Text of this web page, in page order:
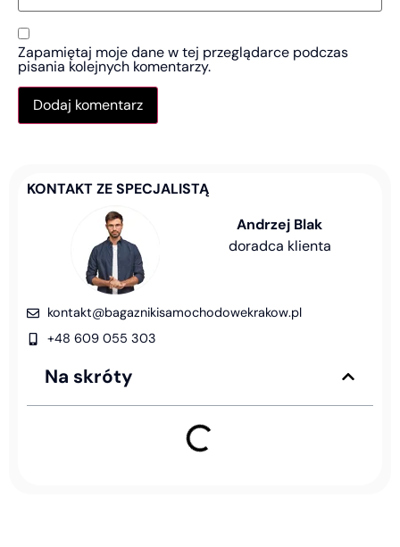
Zapamiętaj moje dane w tej przeglądarce podczas
pisania kolejnych komentarzy.
KONTAKT ZE SPECJALISTĄ
Andrzej Blak
doradca klienta
kontakt@bagaznikisamochodowekrakow.pl
+48 609 055 303
Na skróty